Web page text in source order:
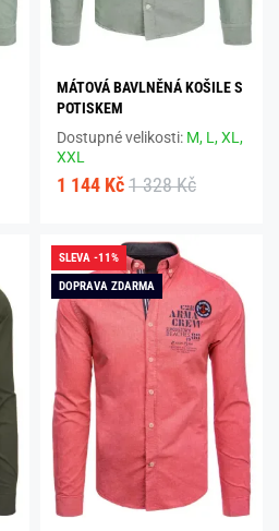
MÁTOVÁ BAVLNĚNÁ KOŠILE S
POTISKEM
Dostupné velikosti: M, L,XL,
XXL
1 144 Kč 1 328 Kč
SLEVA -11%
DOPRAVA ZDARMA